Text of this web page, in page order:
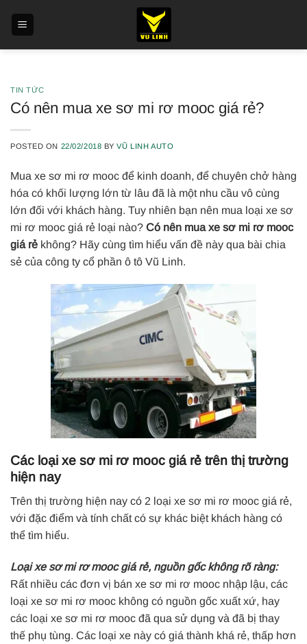
TIN TỨC
Có nên mua xe sơ mi rơ mooc giá rẻ?
POSTED ON 22/02/2018 BYVŨ LINH AUTO
Mua xe sơ mi rơ mooc để kinh doanh, để chuyên chở hàng
hóa có khối lượng lớn từ lâu đã là một nhu cầu vô cùng
lớn đối với khách hàng. Tuy nhiên bạn nên mua loại xe sơ
mi rơ mooc giá rẻ loại nào? Có nên mua xe sơ mi rơ mooc
giá rẻ không? Hãy cùng tìm hiểu vấn đề này qua bài chia
sẻ của công ty cổ phần ô tô Vũ Linh.
Các loại xe sơ mi rơ mooc giá rẻ trên thị trường
hiện nay
Trên thị trường hiện nay có 2 loại xe sơ mi rơ mooc giá rẻ,
với đặc điểm và tính chất có sự khác biệt khách hàng có
thể tìm hiểu.
Loại xe sơ mi rơ mooc giá rẻ, nguồn gốc không rõ ràng:
Rất nhiều các đơn vị bán xe sơ mi rơ mooc nhập lậu, các
loại xe sơ mi rơ mooc không có nguồn gốc xuất xứ, hay
các loại xe sơ mi rơ mooc đã qua sử dụng và đã bị thay
thế phụ tùng. Các loại xe này có giá thành khá rẻ, thấp hơn